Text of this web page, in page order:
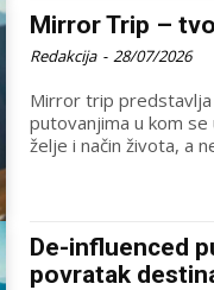
Mirror Trip –
Redakcija - 28/07/2026
Mirror trip
putovanjima u kom
želje i način života, a
De-influenced
povratak